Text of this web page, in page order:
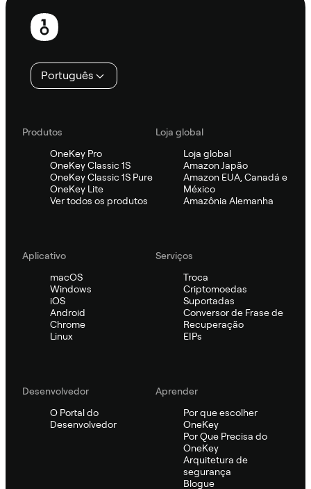
Rodapé
Português
Produtos
OneKey Pro
OneKey Classic 1S
OneKey Classic 1S Pure
OneKey Lite
Ver todos os produtos
Loja global
Loja global
Amazon Japão
Amazon EUA, Canadá e
México
Amazônia Alemanha
Aplicativo
macOS
Windows
iOS
Android
Chrome
Linux
Serviços
Troca
Criptomoedas
Suportadas
Conversor de Frase de
Recuperação
EIPs
Desenvolvedor
O Portal do
Desenvolvedor
Aprender
Por que escolher
OneKey
Por Que Precisa do
OneKey
Arquitetura de
segurança
Blogue